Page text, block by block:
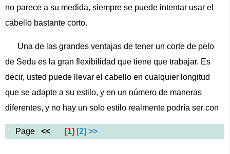
no parece a su medida, siempre se puede intentar usar el
cabello bastante corto.
Una de las grandes ventajas de tener un corte de pelo
de Sedu es la gran flexibilidad que tiene que trabajar. Es
decir, usted puede llevar el cabello en cualquier longitud
que se adapte a su estilo, y en un número de maneras
diferentes, y no hay un solo estilo realmente podría ser con
Page << [1] [2] >>